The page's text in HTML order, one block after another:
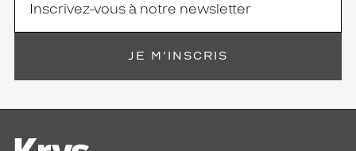
JE M'INSCRIS